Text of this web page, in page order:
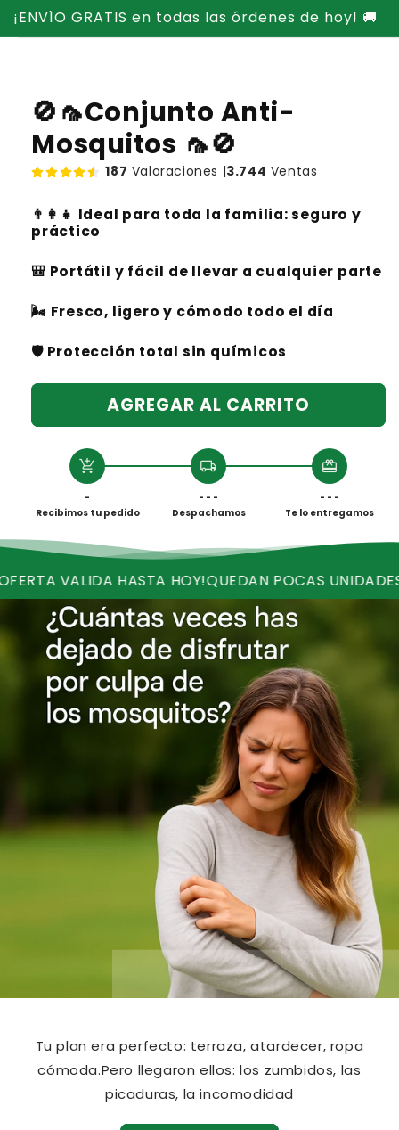
contenido
¡ENVÍO GRATIS en todas las órdenes de hoy! 🚚
🚫🦟Conjunto Anti-
Mosquitos 🦟🚫
187 Valoraciones |3.744 Ventas
👨‍👩‍👧 Ideal para toda la familia: seguro y
práctico
🎒 Portátil y fácil de llevar a cualquier parte
🌬️ Fresco, ligero y cómodo todo el día
🛡️ Protección total sin químicos
AGREGAR AL CARRITO
add_shopping_cart
-
Recibimos tu pedido
local_shipping
- - -
Despachamos
redeem
- - -
Te lo entregamos
HASTA HOY!QUEDAN POCAS UNIDADES RECIBE
Tu plan era perfecto: terraza, atardecer, ropa
cómoda.Pero llegaron ellos: los zumbidos, las
picaduras, la incomodidad